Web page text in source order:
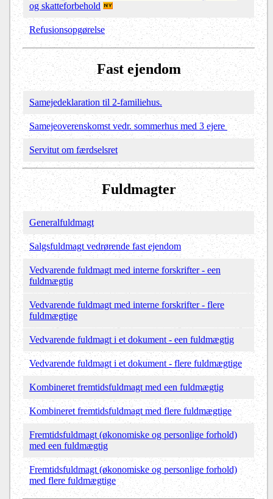
og skatteforbehold
Refusionsopgørelse
Fast ejendom
Samejedeklaration til 2-familiehus.
Samejeoverenskomst vedr. sommerhus med 3 ejere
Servitut om færdselsret
Fuldmagter
Generalfuldmagt
Salgsfuldmagt vedrørende fast ejendom
Vedvarende fuldmagt med interne forskrifter - een
fuldmægtig
Vedvarende fuldmagt med interne forskrifter - flere
fuldmægtige
Vedvarende fuldmagt i et dokument - een fuldmægtig
Vedvarende fuldmagt i et dokument - flere fuldmægtige
Kombineret fremtidsfuldmagt med een fuldmægtig
Kombineret fremtidsfuldmagt med flere fuldmægtige
Fremtidsfuldmagt (økonomiske og personlige forhold)
med een fuldmægtig
Fremtidsfuldmagt (økonomiske og personlige forhold)
med flere fuldmægtige